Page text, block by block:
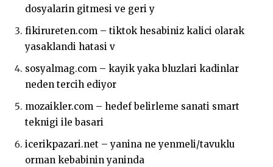
dosyalarin gitmesi ve geri y
fikirureten.com – tiktok hesabiniz kalici olarak
yasaklandi hatasi v
sosyalmag.com – kayik yaka bluzlari kadinlar
neden tercih ediyor
mozaikler.com – hedef belirleme sanati smart
teknigi ile basari
icerikpazari.net – yanina ne yenmeli/tavuklu
orman kebabinin yaninda